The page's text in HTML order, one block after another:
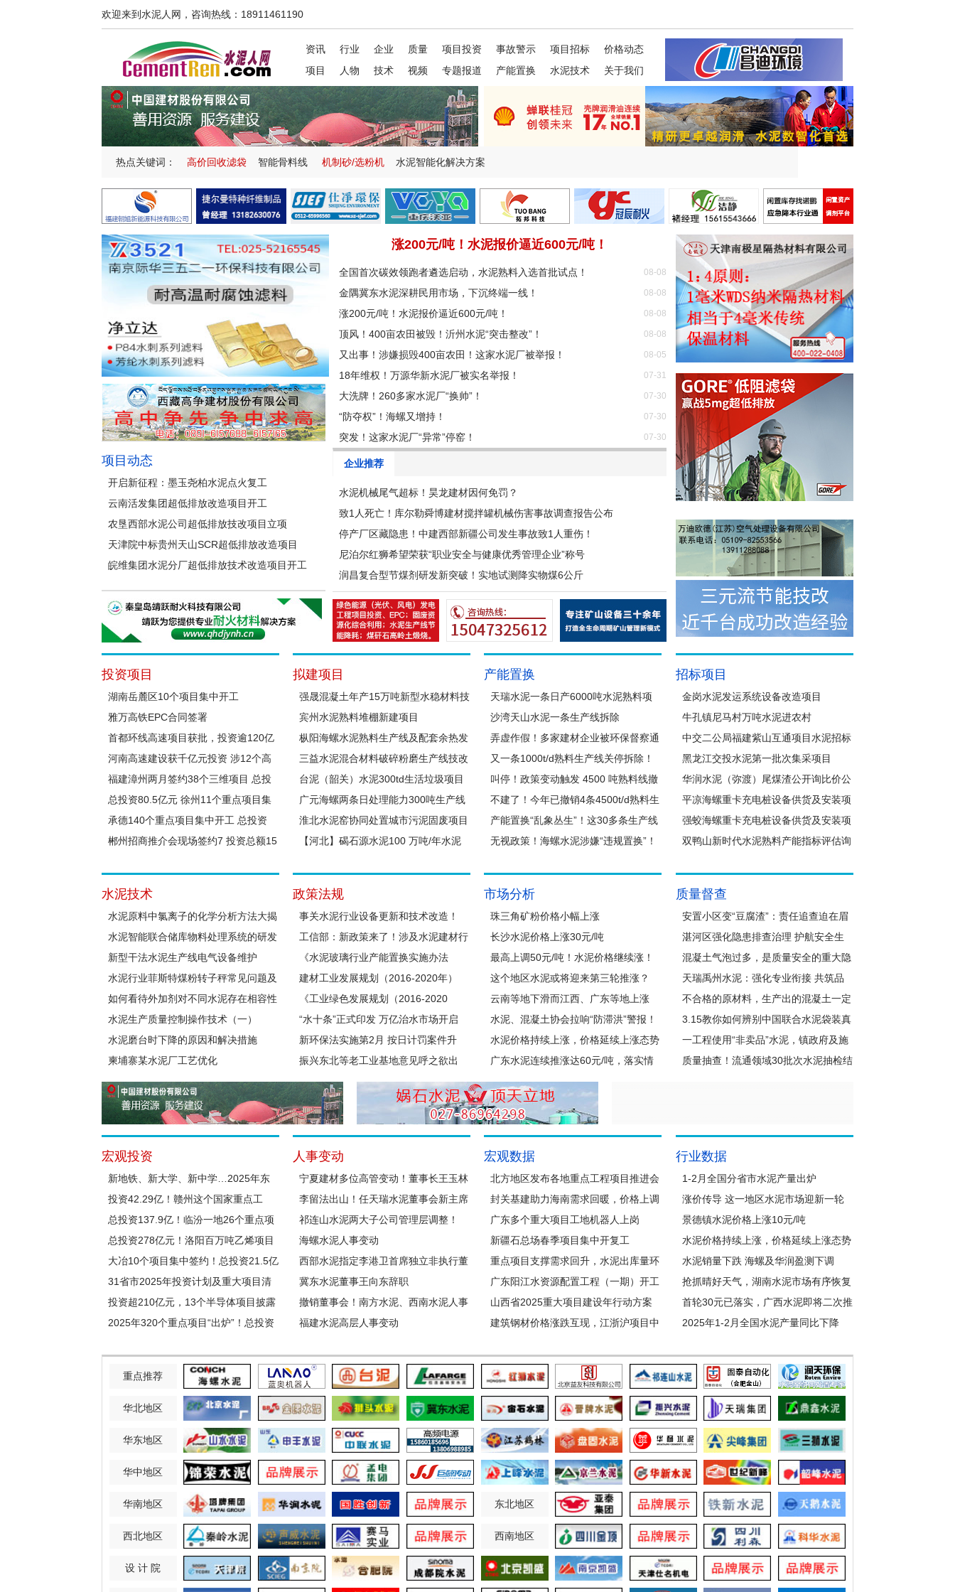
欢迎来到水泥人网，咨询热线：18911461190
资讯 行业 企业 质量 项目投资 事故警示 项目招标
价格动态
项目
人物 技术 视频 专题报道 产能置换 水泥技术 关于我们
热点关键词： 高价回收滤袋 智能骨料线 机制砂/选粉机 水泥智能化解决方案
项目动态
开启新征程：墨玉尧柏水泥点火复工
云南活发集团超低排放改造项目开工
农垦西部水泥公司超低排放技改项目立项
天津院中标贵州天山SCR超低排放改造项目
皖维集团水泥分厂超低排放技术改造项目开工
涨200元/吨！水泥报价逼近600元/吨！
08-08
全国首次碳效领跑者遴选启动，水泥熟料入选首批试点！
08-08
金隅冀东水泥深耕民用市场，下沉终端一线！
08-08
涨200元/吨！水泥报价逼近600元/吨！
08-08
顶风！400亩农田被毁！沂州水泥“突击整改”！
08-05
又出事！涉嫌损毁400亩农田！这家水泥厂被举报！
07-31
18年维权！万源华新水泥厂被实名举报！
07-30
大洗牌！260多家水泥厂“换帅”！
07-30
“防夺权”！海螺又增持！
07-30
突发！这家水泥厂“异常”停窑！
企业推荐
水泥机械尾气超标！昊龙建材因何免罚？
致1人死亡！库尔勒舜博建材搅拌罐机械伤害事故调查报告公布
停产厂区藏隐患！中建西部新疆公司发生事故致1人重伤！
尼泊尔红狮希望荣获“职业安全与健康优秀管理企业”称号
润昌复合型节煤剂研发新突破！实地试测降实物煤6公斤
投资项目
湖南岳麓区10个项目集中开工
雅万高铁EPC合同签署
首都环线高速项目获批，投资逾120亿
元
河南高速建设获千亿元投资 涉12个高
速公路项目
福建漳州两月签约38个三维项目 总投
资603.3亿元
总投资80.5亿元 徐州11个重点项目集
中开工
承德140个重点项目集中开工 总投资
1390亿元
郴州招商推介会现场签约7 投资总额15
拟建项目
强晟混凝土年产15万吨新型水稳材料技
术改造项目
宾州水泥熟料堆棚新建项目
枞阳海螺水泥熟料生产线及配套余热发
电项目
三益水泥混合材料破碎粉磨生产线技改
台泥（韶关）水泥300td生活垃圾项目
广元海螺两条日处理能力300吨生产线
淮北水泥窑协同处置城市污泥固废项目
【河北】碣石源水泥100 万吨/年水泥
产能置换
天瑞水泥一条日产6000吨水泥熟料项
目撤销！
沙湾天山水泥一条生产线拆除
弄虚作假！多家建材企业被环保督察通
报！
又一条1000t/d熟料生产线关停拆除！
叫停！政策变动触发 4500 吨熟料线撤
销申请
不建了！今年已撤销4条4500t/d熟料生
产线建设方案
产能置换“乱象丛生”！这30多条生产线
拆除！
无视政策！海螺水泥涉嫌“违规置换”！
招标项目
金岗水泥发运系统设备改造项目
牛孔镇尼马村万吨水泥进农村
中交二公局福建紫山互通项目水泥招标
黑龙江交投水泥第一批次集采项目
华润水泥（弥渡）尾煤渣公开询比价公
告
平凉海螺重卡充电桩设备供货及安装项
目
强蛟海螺重卡充电桩设备供货及安装项
目
双鸭山新时代水泥熟料产能指标评估询
水泥技术
水泥原料中氯离子的化学分析方法大揭
秘
水泥智能联合储库物料处理系统的研发
与应用实践
新型干法水泥生产线电气设备维护
​水泥行业菲斯特煤粉转子秤常见问题及
解决方法
如何看待外加剂对不同水泥存在相容性
水泥生产质量控制操作技术（一）
水泥磨台时下降的原因和解决措施
柬埔寨某水泥厂工艺优化
政策法规
事关水泥行业设备更新和技术改造！
工信部：新政策来了！涉及水泥建材行
业
《水泥玻璃行业产能置换实施办法
（2024年本）》发布
建材工业发展规划（2016-2020年）
《工业绿色发展规划（2016-2020
年）》的通知
“水十条”正式印发 万亿治水市场开启
新环保法实施第2月 按日计罚案件升
60%
振兴东北等老工业基地意见呼之欲出
市场分析
珠三角矿粉价格小幅上涨
长沙水泥价格上涨30元/吨
最高上调50元/吨！水泥价格继续涨！
这个地区水泥或将迎来第三轮推涨？
云南等地下滑而江西、广东等地上涨
水泥、混凝土协会拉响“防滞洪”警报！
水泥价格持续上涨，价格延续上涨态势
广东水泥连续推涨达60元/吨，落实情
况如何
质量督查
安置小区变“豆腐渣”：责任追查迫在眉
睫！
湛河区强化隐患排查治理 护航安全生
产提质增效
混凝土气泡过多，是质量安全的重大隐
患
天瑞禹州水泥：强化专业衔接 共筑品
质市场
不合格的原材料，生产出的混凝土一定
就不合格吗？
3.15教你如何辨别中国联合水泥袋装真
伪！
一工程使用“非卖品”水泥，镇政府及施
工方均否认
质量抽查！流通领域30批次水泥抽检结
宏观投资
新地铁、新大学、新中学…2025年东
莞市重大项目计划公布！
投资42.29亿！赣州这个国家重点工
程，进入冲刺阶段！
总投资137.9亿！临汾一地26个重点项
目集中开复工
总投资278亿元！洛阳百万吨乙烯项目
桩基工程施工启动
大冶10个项目集中签约！总投资21.5亿
元！
31省市2025年投资计划及重大项目清
单
投资超210亿元，13个半导体项目披露
新进展！
2025年320个重点项目“出炉”！总投资
人事变动
宁夏建材多位高管变动！董事长王玉林
因工作调整离任！
李留法出山！任天瑞水泥董事会新主席
祁连山水泥两大子公司管理层调整！
海螺水泥人事变动
西部水泥指定李港卫首席独立非执行董
事
冀东水泥董事王向东辞职
撤销董事会！南方水泥、西南水泥人事
变动
福建水泥高层人事变动
宏观数据
北方地区发布各地重点工程项目推进会
封关基建助力海南需求回暖，价格上调
能否延续？
广东多个重大项目工地机器人上岗
新疆石总场春季项目集中开复工
重点项目支撑需求回升，水泥出库量环
比上升
广东阳江水资源配置工程（一期）开工
山西省2025重大项目建设年行动方案
建筑钢材价格涨跌互现，江浙沪项目中
行业数据
1-2月全国分省市水泥产量出炉
涨价传导 这一地区水泥市场迎新一轮
价格寻高‌！
景德镇水泥价格上涨10元/吨
水泥价格持续上涨，价格延续上涨态势
水泥销量下跌 海螺及华润盈测下调
抢抓晴好天气，湖南水泥市场有序恢复
首轮30元已落实，广西水泥即将二次推
涨？
2025年1-2月全国水泥产量同比下降
重点推荐
华北地区
华东地区
华中地区
华南地区 东北地区
西北地区 西南地区
设 计 院